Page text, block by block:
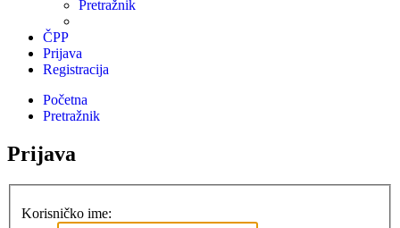
Pretražnik
ČPP
Prijava
Registracija
Početna
Pretražnik
Prijava
Korisničko ime: